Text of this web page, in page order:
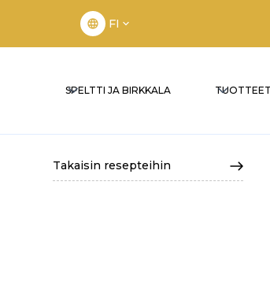
FI
SPELTTI JA BIRKKALA TUOTTEET
Takaisin resepteihin